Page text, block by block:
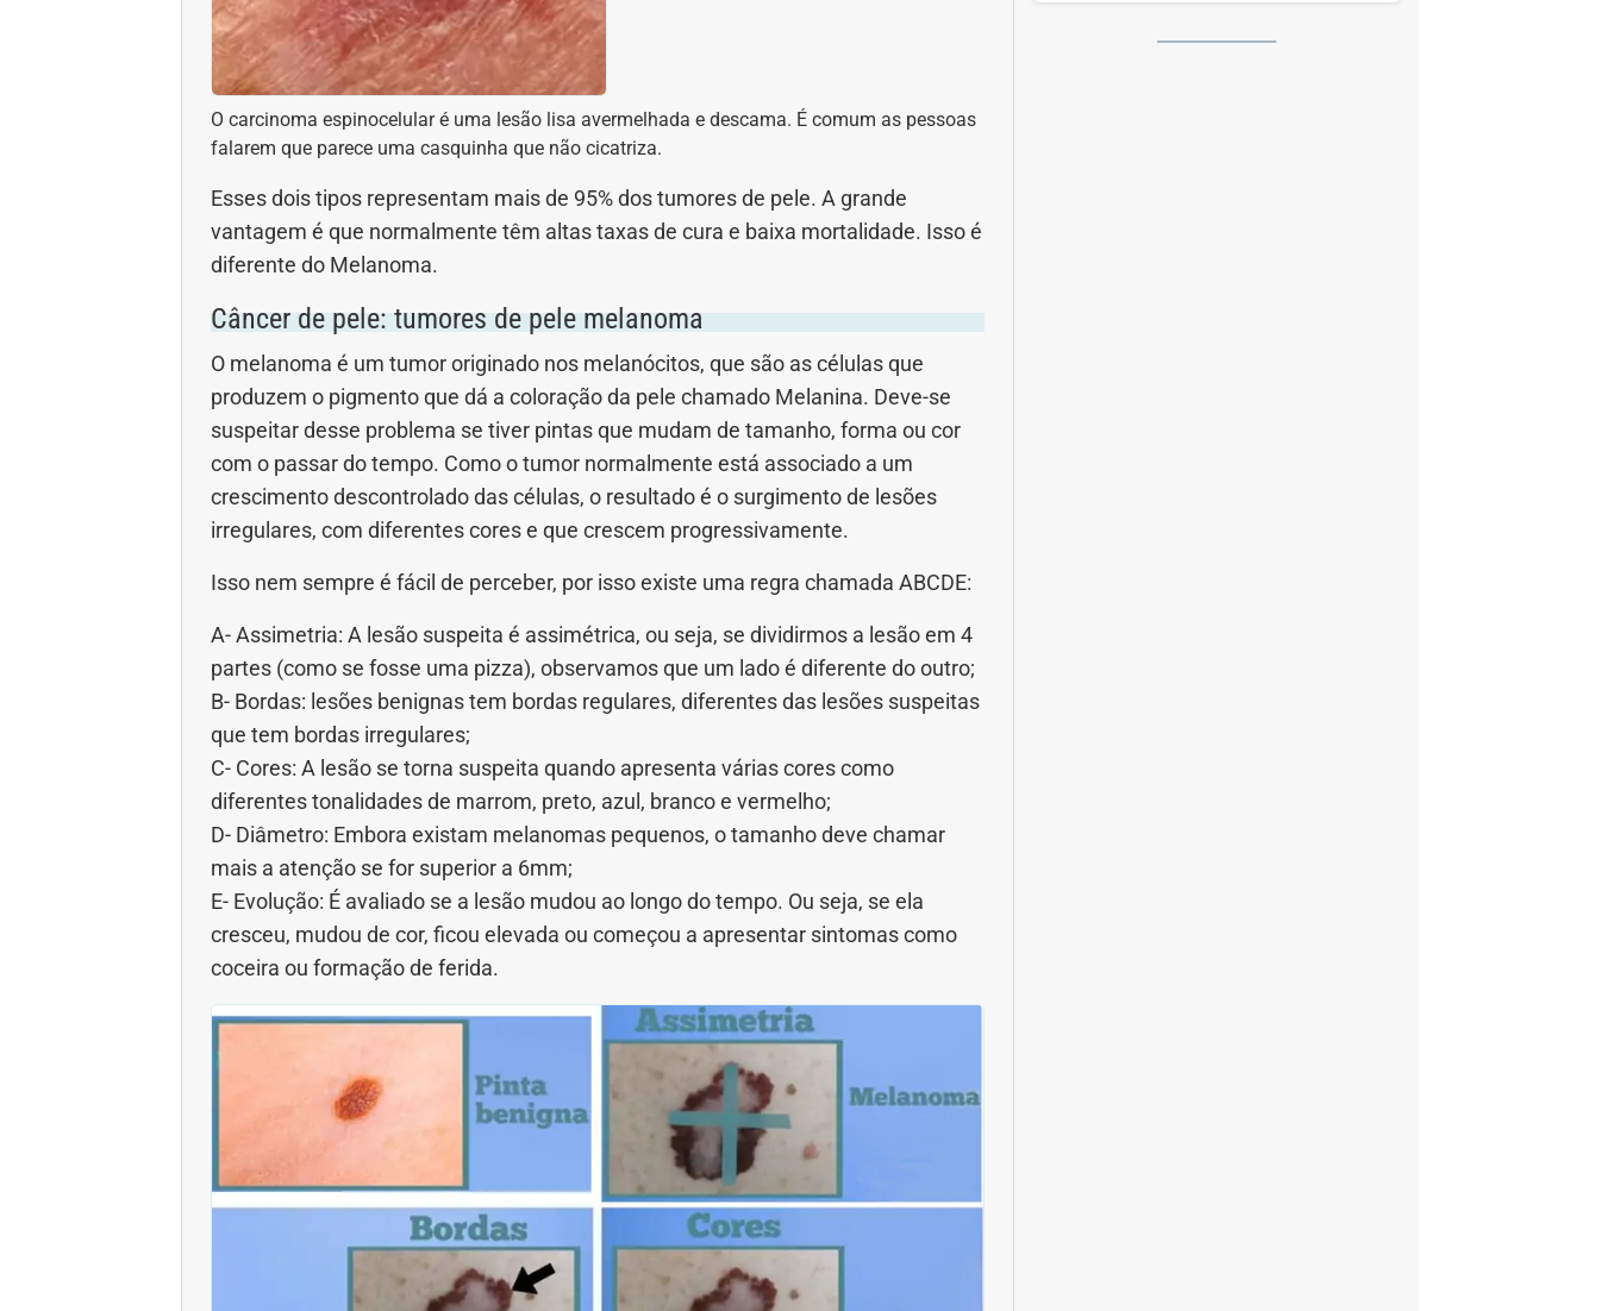
O carcinoma espinocelular é uma lesão lisa avermelhada e descama. É comum as pessoas
falarem que parece uma casquinha que não cicatriza.
Esses dois tipos representam mais de 95% dos tumores de pele. A grande
vantagem é que normalmente têm altas taxas de cura e baixa mortalidade. Isso é
diferente do Melanoma.
Câncer de pele: tumores de pele melanoma
O melanoma é um tumor originado nos melanócitos, que são as células que
produzem o pigmento que dá a coloração da pele chamado Melanina. Deve-se
suspeitar desse problema se tiver pintas que mudam de tamanho, forma ou cor
com o passar do tempo. Como o tumor normalmente está associado a um
crescimento descontrolado das células, o resultado é o surgimento de lesões
irregulares, com diferentes cores e que crescem progressivamente.
Isso nem sempre é fácil de perceber, por isso existe uma regra chamada ABCDE:
A- Assimetria: A lesão suspeita é assimétrica, ou seja, se dividirmos a lesão em 4
partes (como se fosse uma pizza), observamos que um lado é diferente do outro;
B- Bordas: lesões benignas tem bordas regulares, diferentes das lesões suspeitas
que tem bordas irregulares;
C- Cores: A lesão se torna suspeita quando apresenta várias cores como
diferentes tonalidades de marrom, preto, azul, branco e vermelho;
D- Diâmetro: Embora existam melanomas pequenos, o tamanho deve chamar
mais a atenção se for superior a 6mm;
E- Evolução: É avaliado se a lesão mudou ao longo do tempo. Ou seja, se ela
cresceu, mudou de cor, ficou elevada ou começou a apresentar sintomas como
coceira ou formação de ferida.